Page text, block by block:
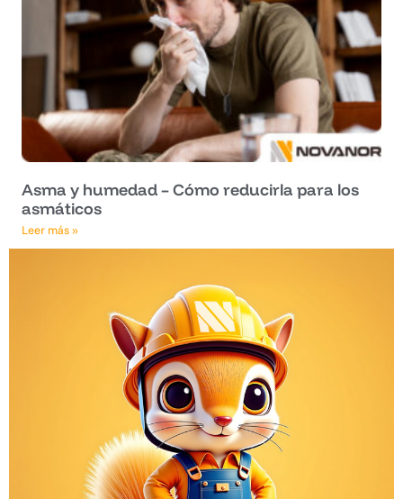
Asma y humedad – Cómo reducirla para los
asmáticos
Leer más »